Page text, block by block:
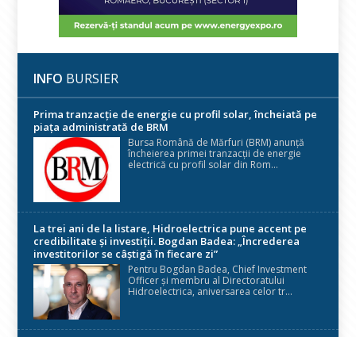
INFO BURSIER
Prima tranzacție de energie cu profil solar, încheiată pe
piața administrată de BRM
Bursa Română de Mărfuri (BRM) anunță
încheierea primei tranzacții de energie
electrică cu profil solar din Rom...
La trei ani de la listare, Hidroelectrica pune accent pe
credibilitate și investiții. Bogdan Badea: „Încrederea
investitorilor se câștigă în fiecare zi”
Pentru Bogdan Badea, Chief Investment
Officer și membru al Directoratului
Hidroelectrica, aniversarea celor tr...